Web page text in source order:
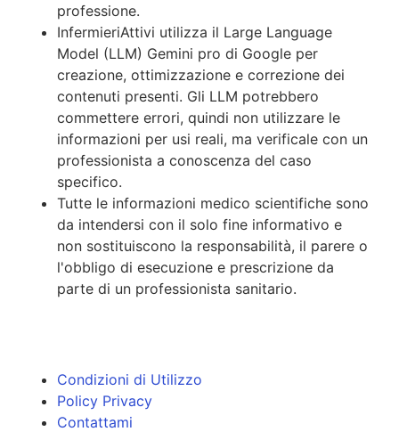
professione.
InfermieriAttivi utilizza il Large Language
Model (LLM) Gemini pro di Google per
creazione, ottimizzazione e correzione dei
contenuti presenti. Gli LLM potrebbero
commettere errori, quindi non utilizzare le
informazioni per usi reali, ma verificale con un
professionista a conoscenza del caso
specifico.
Tutte le informazioni medico scientifiche sono
da intendersi con il solo fine informativo e
non sostituiscono la responsabilità, il parere o
l'obbligo di esecuzione e prescrizione da
parte di un professionista sanitario.
Condizioni di Utilizzo
Policy Privacy
Contattami